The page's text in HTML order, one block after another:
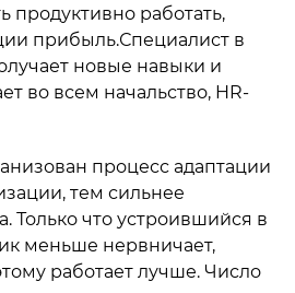
продуктивно работать,
прибыль.Специалист в
новые навыки и
во всем начальство, HR-
процесс адаптации
тем сильнее
Только что устроившийся в
меньше нервничает,
работает лучше. Число